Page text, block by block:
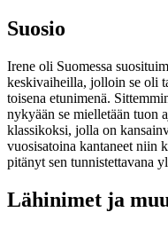
Suosio
Irene oli Suomessa
keskivaiheilla, jolloin se oli
toisena etunimenä.
nykyään se mielletään tuon
klassikoksi, jolla on
vuosisatoina kantaneet niin
pitänyt sen tunnistettavana
Lähinimet ja